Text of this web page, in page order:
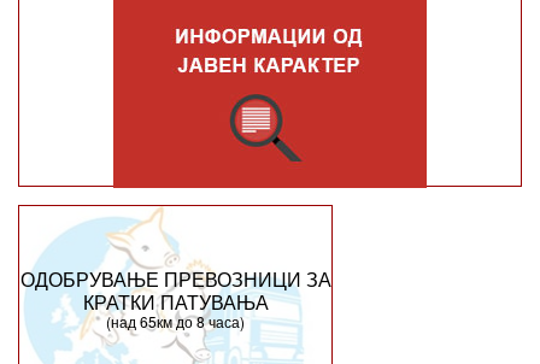
ОДОБРУВАЊЕ ПРЕВОЗНИЦИ ЗА
КРАТКИ ПАТУВАЊА
(над 65км до 8 часа)